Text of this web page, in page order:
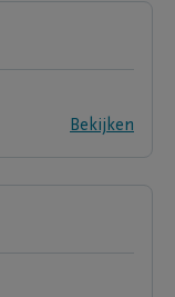
Bekijken